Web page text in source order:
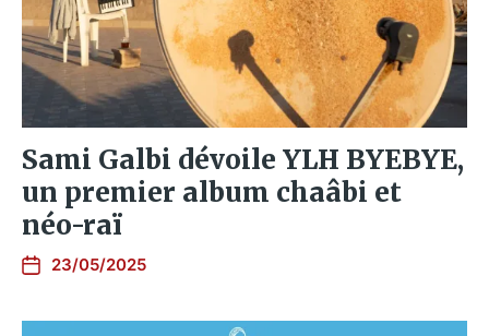
Sami Galbi dévoile YLH BYEBYE,
un premier album chaâbi et
néo-raï
23/05/2025